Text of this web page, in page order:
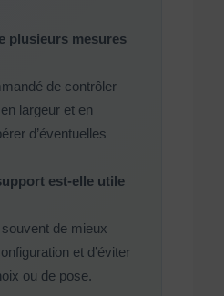
plusieurs mesures
de contrôler
largeur et en
d’éventuelles
est-elle utile
de mieux
et d’éviter
ou de pose.